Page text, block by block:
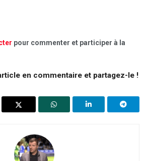
pour commenter et participer à la
en commentaire et partagez-le !